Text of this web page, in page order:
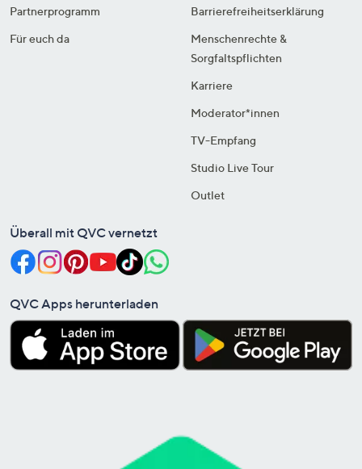
Partnerprogramm
Für euch da
Barrierefreiheitserklärung
Menschenrechte &
Sorgfaltspflichten
Karriere
Moderator*innen
TV-Empfang
Studio Live Tour
Outlet
Überall mit QVC vernetzt
QVC Apps herunterladen